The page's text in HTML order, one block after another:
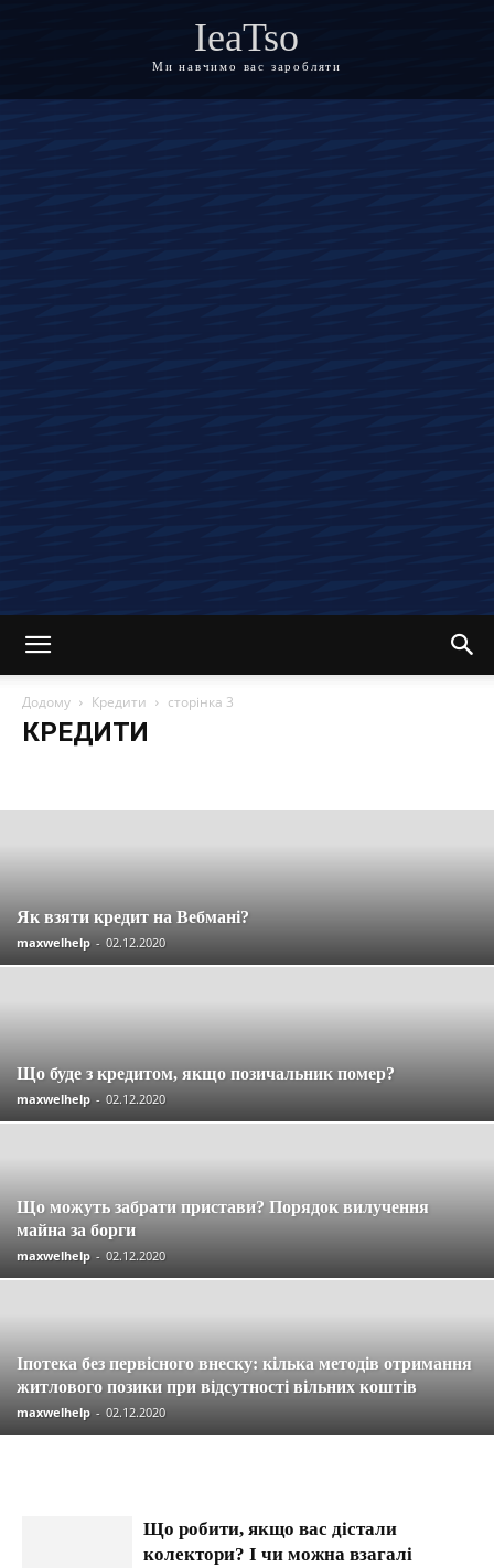
IeaTso
Ми навчимо вас заробляти
Додому Кредити сторінка 3
КРЕДИТИ
Як взяти кредит на Вебмані?
maxwelhelp - 02.12.2020
Що буде з кредитом, якщо позичальник помер?
maxwelhelp - 02.12.2020
Що можуть забрати пристави? Порядок вилучення
майна за борги
maxwelhelp - 02.12.2020
Іпотека без первісного внеску: кілька методів отримання
житлового позики при відсутності вільних коштів
maxwelhelp - 02.12.2020
Що робити, якщо вас дістали
колектори? І чи можна взагалі